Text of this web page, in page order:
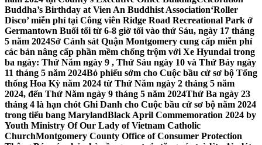
Buddha’s Birthday at Vien An Buddhist Association‘Roller
Disco’ miễn phí tại Công viên Ridge Road Recreational Park ở
Germantown Buổi tối từ 6-8 giờ tối vào thứ Sáu, ngày 17 tháng
5 năm 2024Sở Cảnh sát Quận Montgomery cung cấp miễn phí
các bản nâng cấp phần mềm chống trộm với Xe Hyundai trong
ba ngày: Thứ Năm ngày 9 , Thứ Sáu ngày 10 và Thứ Bảy ngày
11 tháng 5 năm 2024Bỏ phiếu sớm cho Cuộc bầu cử sơ bộ Tổng
thống Hoa Kỳ năm 2024 từ Thứ Năm ngày 2 tháng 5 năm
2024, đến Thứ Năm ngày 9 tháng 5 năm 2024Thứ Ba ngày 23
tháng 4 là hạn chót Ghi Danh cho Cuộc bầu cử sơ bộ năm 2024
trong tiểu bang MarylandBlack April Commemoration 2024 by
Youth Ministry Of Our Lady of Vietnam Catholic
ChurchMontgomery County Office of Consumer Protection